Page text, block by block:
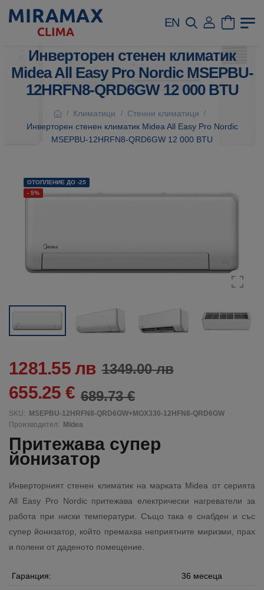
EN
Инверторен стенен климатик
Midea All Easy Pro Nordic MSEPBU-
12HRFN8-QRD6GW 12 000 BTU
/ Климатици / Стенни климатици /
Инверторен стенен климатик Midea All Easy Pro Nordic
MSEPBU-12HRFN8-QRD6GW 12 000 BTU
ОТОПЛЕНИЕ ДО -25
- 5%
1281.55 лв 1349.00 лв
655.25 € 689.73 €
SKU:
MSEPBU-12HRFN8-QRD6GW+MOX330-12HFN8-QRD6GW
Производител:
Midea
Притежава супер
йонизатор
Инверторният стенен климатик на марката Midea от серията
All Easy Pro Nordic притежава електрически нагреватели за
работа при ниски температури. Също така е снабден и със
супер йонизатор, който премахва неприятните миризми, прах
и полени от даденото помещение.
Гаранция: 36 месеца